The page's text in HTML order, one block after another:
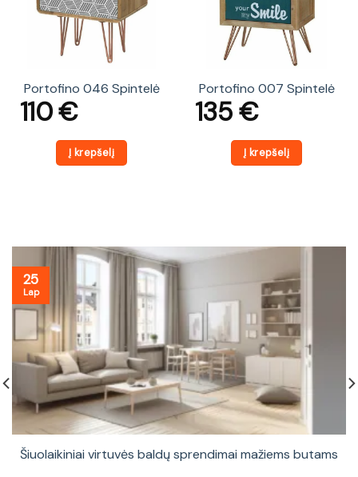
Portofino 046 Spintelė
110€
Į krepšelį
Portofino 007 Spintelė
135€
Į krepšelį
Šiuolaikiniai virtuvės baldų sprendimai mažiems butams
25
Lap